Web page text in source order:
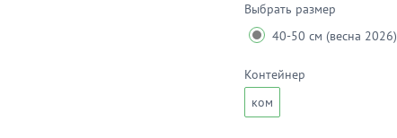
Выбрать размер
40-50 см (весна 2026)
Контейнер
ком